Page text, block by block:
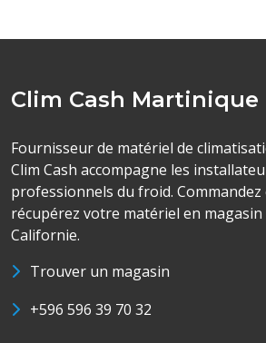
Clim Cash Martinique
Fournisseur de matériel de
Clim Cash accompagne les
professionnels du froid.
récupérez votre matériel en magasin
Californie.
Trouver un magasin
+596 596 39 70 32